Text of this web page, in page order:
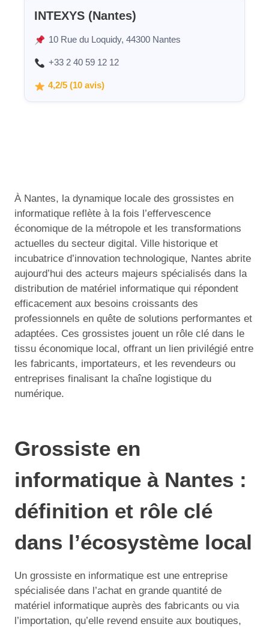
INTEXYS (Nantes)
10 Rue du Loquidy, 44300 Nantes
+33 2 40 59 12 12
4,2/5 (10 avis)
À Nantes, la dynamique locale des grossistes en
informatique reflète à la fois l’effervescence
économique de la métropole et les transformations
actuelles du secteur digital. Ville historique et
incubatrice d’innovation technologique, Nantes abrite
aujourd’hui des acteurs majeurs spécialisés dans la
distribution de matériel informatique qui répondent
efficacement aux besoins croissants des
professionnels en quête de solutions performantes et
adaptées. Ces grossistes jouent un rôle clé dans le
tissu économique local, offrant un lien privilégié entre
les fabricants, importateurs, et les revendeurs ou
entreprises finalisant la chaîne logistique du
numérique.
Grossiste en
informatique à Nantes :
définition et rôle clé
dans l’écosystème local
Un grossiste en informatique est une entreprise
spécialisée dans l’achat en grande quantité de
matériel informatique auprès des fabricants ou via
l’importation, qu’elle revend ensuite aux boutiques,